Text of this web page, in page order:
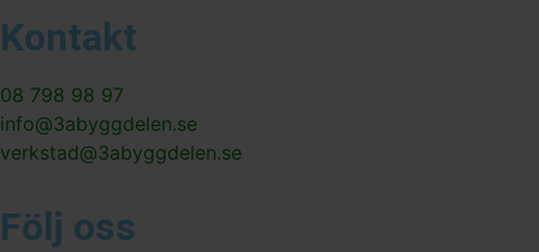
Kontakt
08 798 98 97
info@3abyggdelen.se
verkstad@3abyggdelen.se
Följ oss